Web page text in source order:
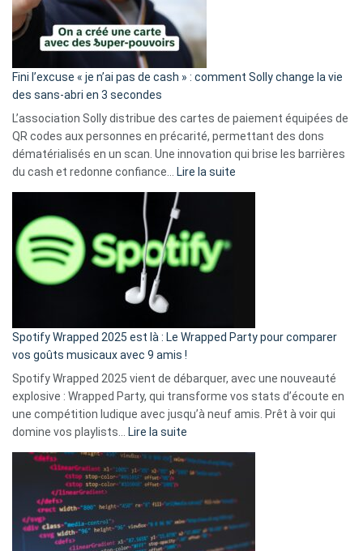
Fini l’excuse « je n’ai pas de cash » : comment Solly change la vie
des sans-abri en 3 secondes
L’association Solly distribue des cartes de paiement équipées de
QR codes aux personnes en précarité, permettant des dons
dématérialisés en un scan. Une innovation qui brise les barrières
du cash et redonne confiance…
Lire la suite
»
Solly
change
la
des
3
secondes
Spotify Wrapped 2025 est là : Le Wrapped Party pour comparer
vos goûts musicaux avec 9 amis !
Spotify Wrapped 2025 vient de débarquer, avec une nouveauté
explosive : Wrapped Party, qui transforme vos stats d’écoute en
une compétition ludique avec jusqu’à neuf amis. Prêt à voir qui
domine vos playlists…
Lire la suite
Wrapped
est
là
: